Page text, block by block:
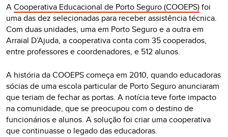
ACooperativa Educacional de Porto Seguro (COOEPS)foi
uma das dez selecionadas para receber assistência técnica.
Com duas unidades, uma em Porto Seguro e a outra em
Arraial D’Ajuda, a cooperativa conta com 35 cooperados,
entre professores e coordenadores, e 512 alunos.
A história da COOEPS começa em 2010, quando educadoras
sócias de uma escola particular de Porto Seguro anunciaram
que teriam de fechar as portas. A notícia teve forte impacto
na comunidade, que se preocupou com o destino de
funcionários e alunos. A solução foi criar uma cooperativa
que continuasse o legado das educadoras.